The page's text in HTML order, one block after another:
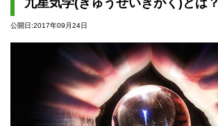
公開日:2017年09月24日